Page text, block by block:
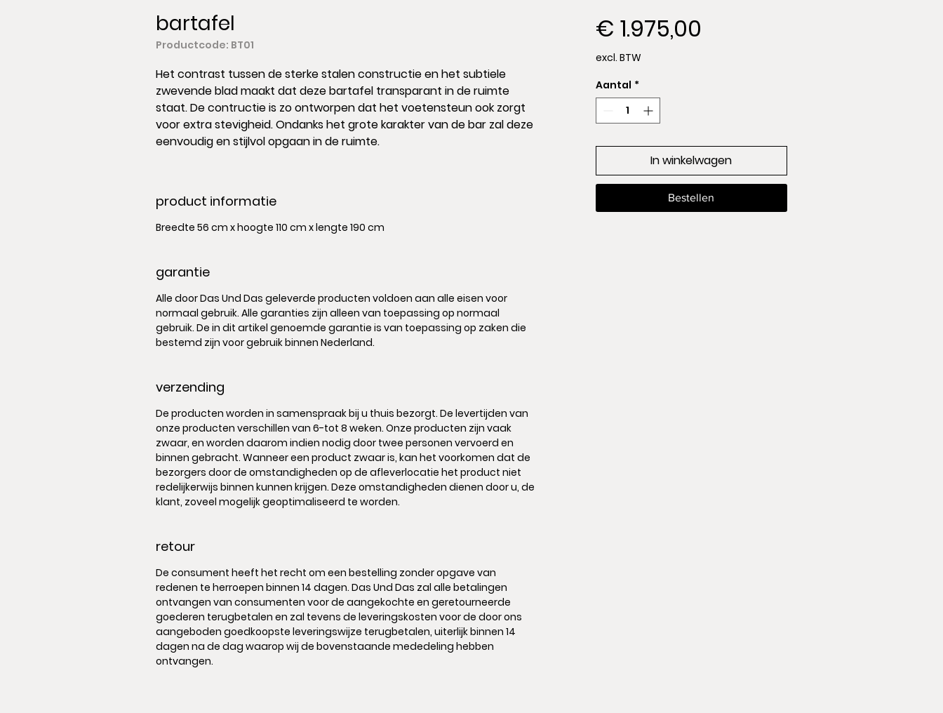
bartafel
Productcode: BT01
Het contrast tussen de sterke stalen constructie en het subtiele
zwevende blad maakt dat deze bartafel transparant in de ruimte
staat. De contructie is zo ontworpen dat het voetensteun ook zorgt
voor extra stevigheid. Ondanks het grote karakter van de bar zal deze
eenvoudig en stijlvol opgaan in de ruimte.
product informatie
Breedte 56 cm x hoogte 110 cm x lengte 190 cm
garantie
Alle door Das Und Das geleverde producten voldoen aan alle eisen voor
normaal gebruik. Alle garanties zijn alleen van toepassing op normaal
gebruik. De in dit artikel genoemde garantie is van toepassing op zaken die
bestemd zijn voor gebruik binnen Nederland.
verzending
De producten worden in samenspraak bij u thuis bezorgt. De levertijden van
onze producten verschillen van 6-tot 8 weken. Onze producten zijn vaak
zwaar, en worden daarom indien nodig door twee personen vervoerd en
binnen gebracht. Wanneer een product zwaar is, kan het voorkomen dat de
bezorgers door de omstandigheden op de afleverlocatie het product niet
redelijkerwijs binnen kunnen krijgen. Deze omstandigheden dienen door u, de
klant, zoveel mogelijk geoptimaliseerd te worden.
retour
De consument heeft het recht om een bestelling zonder opgave van
redenen te herroepen binnen 14 dagen. Das Und Das zal alle betalingen
ontvangen van consumenten voor de aangekochte en geretourneerde
goederen terugbetalen en zal tevens de leveringskosten voor de door ons
aangeboden goedkoopste leveringswijze terugbetalen, uiterlijk binnen 14
dagen na de dag waarop wij de bovenstaande mededeling hebben
ontvangen.
€ 1.975,00
excl. BTW
Aantal *
In winkelwagen
Bestellen